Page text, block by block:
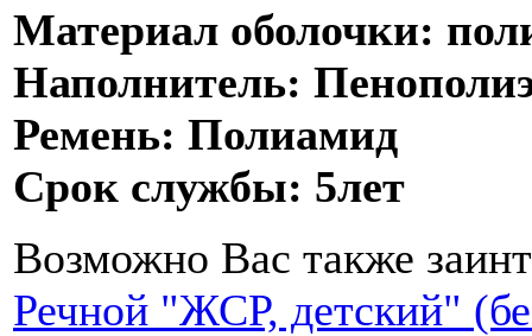
Материал оболочки:
Наполнитель:
Ремень: Полиамид
Срок службы: 5лет
Возможно Вас также
Речной "ЖСР, детский"